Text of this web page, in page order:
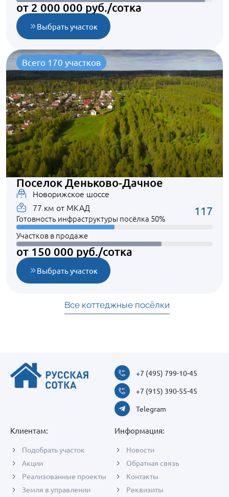
от 2 000 000 руб./сотка
Выбрать участок
Всего 170 участков
Поселок Деньково-Дачное
Новорижское шоссе
77 км от МКАД
Готовность инфраструктуры посёлка 50%
117
Участков в продаже
от 150 000 руб./сотка
Выбрать участок
Все коттеджные посёлки
+7 (495) 799-10-45
+7 (915) 390-55-45
Telegram
Клиентам:
Подобрать участок
Акции
Реализованные проекты
Земля в управлении
Информация:
Новости
Обратная связь
Контакты
Реквизиты